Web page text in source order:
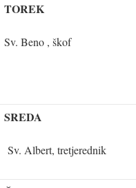
TOREK
Sv. Beno , škof
SREDA
Sv. Albert, tretjerednik